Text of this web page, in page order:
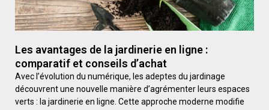
Les avantages de la jardinerie en ligne :
comparatif et conseils d’achat
Avec l’évolution du numérique, les adeptes du jardinage
découvrent une nouvelle manière d’agrémenter leurs espaces
verts : la jardinerie en ligne. Cette approche moderne modifie